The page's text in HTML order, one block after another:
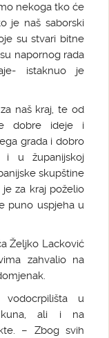
nekoga tko će
je naš saborski
su stvari bitne
napornog rada
istaknuo je
naš kraj, te od
dobre ideje i
grada i dobro
u županijskoj
skupštine
za kraj poželio
puno uspjeha u
Željko Lacković
zahvalio na
u
kuna, ali i na
– Zbog svih